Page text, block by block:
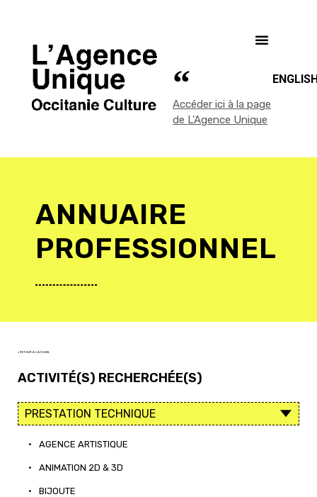
Accéder ici à la page
de L'Agence Unique
ANNUAIRE
PROFESSIONNEL
< RETOUR À L'ACCUEIL
ACTIVITÉ(S) RECHERCHÉE(S)
• AGENCE ARTISTIQUE
• ANIMATION 2D & 3D
• BIJOUTE